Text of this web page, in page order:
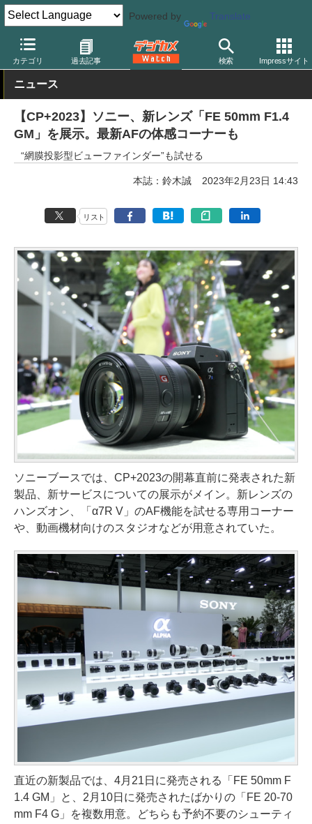
Powered by Translate
カテゴリ 過去記事 検索 Impressサイト
デジカメ Watch カメラ ミラーレスカメラ ソニー
ニュース
【CP+2023】ソニー、新レンズ「FE 50mm F1.4
GM」を展示。最新AFの体感コーナーも
“網膜投影型ビューファインダー”も試せる
本誌：鈴木誠 2023年2月23日 14:43
リスト
ソニーブースでは、CP+2023の開幕直前に発表された新
製品、新サービスについての展示がメイン。新レンズの
ハンズオン、「α7R V」のAF機能を試せる専用コーナー
や、動画機材向けのスタジオなどが用意されていた。
直近の新製品では、4月21日に発売される「FE 50mm F
1.4 GM」と、2月10日に発売されたばかりの「FE 20-70
mm F4 G」を複数用意。どちらも予約不要のシューティ